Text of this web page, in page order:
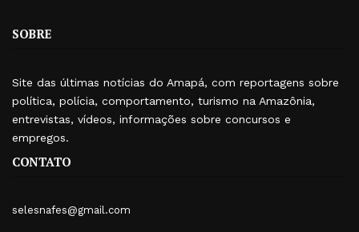
SOBRE
Site das últimas notícias do Amapá, com reportagens sobre
política, polícia, comportamento, turismo na Amazônia,
entrevistas, vídeos, informações sobre concursos e
empregos.
CONTATO
selesnafes@gmail.com